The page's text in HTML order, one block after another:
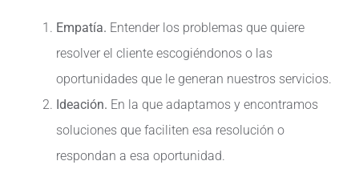
Empatía. Entender los problemas que quiere
resolver el cliente escogiéndonos o las
oportunidades que le generan nuestros servicios.
Ideación. En la que adaptamos y encontramos
soluciones que faciliten esa resolución o
respondan a esa oportunidad.